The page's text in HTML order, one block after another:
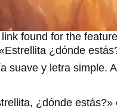
found for the
¿dónde
suave y letra simple.
¿dónde